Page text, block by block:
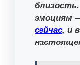
эмоциям
сейчас, и